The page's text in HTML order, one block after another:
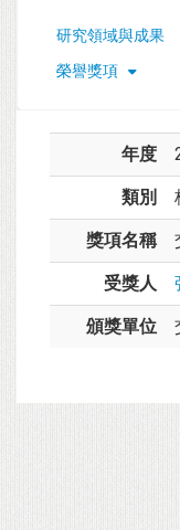
研究領域與成果
榮譽獎項
年度
類別
獎項名稱
受獎人
頒獎單位